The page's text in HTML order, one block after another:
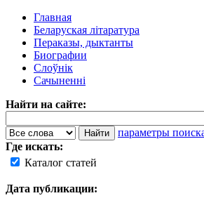
Главная
Беларуская літаратура
Пераказы, дыктанты
Биографии
Слоўнік
Сачыненні
Найти на сайте:
параметры
Где искать:
Каталог статей
Дата публикации: